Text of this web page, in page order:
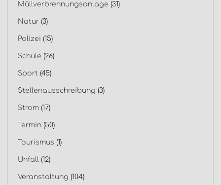
Müllverbrennungsanlage (31)
Natur (3)
Polizei (15)
Schule (26)
Sport (45)
Stellenausschreibung (3)
Strom (17)
Termin (50)
Tourismus (1)
Unfall (12)
Veranstaltung (104)